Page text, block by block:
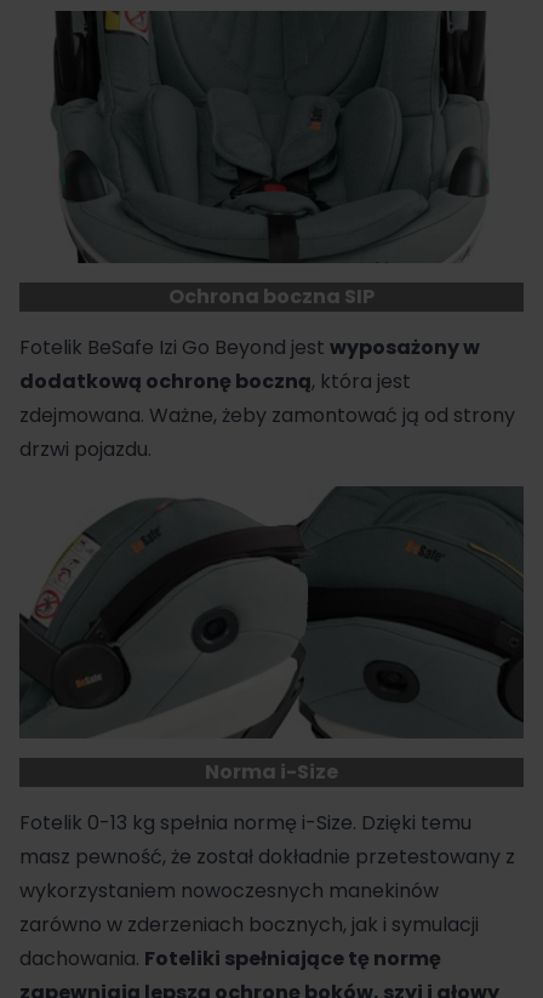
Ochrona boczna SIP
Fotelik BeSafe Izi Go Beyond jest wyposażony w
dodatkową ochronę boczną, która jest
zdejmowana. Ważne, żeby zamontować ją od strony
drzwi pojazdu.
Norma i-Size
Fotelik 0-13 kg spełnia normę i-Size. Dzięki temu
masz pewność, że został dokładnie przetestowany z
wykorzystaniem nowoczesnych manekinów
zarówno w zderzeniach bocznych, jak i symulacji
dachowania. Foteliki spełniające tę normę